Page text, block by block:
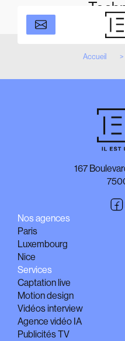
Accueil
167
Nos agences
Paris
Luxembourg
Nice
Services
Captation live
Motion design
Vidéos interview
Agence vidéo IA
Publicités TV